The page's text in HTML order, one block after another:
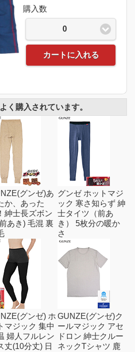
購入数
0
カートに入れる
く購入されています。
グンゼ)あ
か、あった
紳士長ズボン
あき) 毛混 裏
グンゼ ホットマジ
ック 寒さ知らず 紳
士タイツ（前あ
き） 5枚分の暖か
さ
グンゼ) ホ
マジック 集中
婦人フルレン
丈(10分丈) 日
GUNZE(グンゼ)ク
ールマジック アセ
ドロン 紳士クルー
ネックTシャツ 鹿